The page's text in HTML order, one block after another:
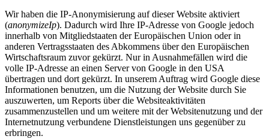
Wir haben die IP-Anonymisierung auf dieser Website aktiviert
(anonymizeIp). Dadurch wird Ihre IP-Adresse von Google jedoch
innerhalb von Mitgliedstaaten der Europäischen Union oder in
anderen Vertragsstaaten des Abkommens über den Europäischen
Wirtschaftsraum zuvor gekürzt. Nur in Ausnahmefällen wird die
volle IP-Adresse an einen Server von Google in den USA
übertragen und dort gekürzt. In unserem Auftrag wird Google diese
Informationen benutzen, um die Nutzung der Website durch Sie
auszuwerten, um Reports über die Websiteaktivitäten
zusammenzustellen und um weitere mit der Websitenutzung und der
Internetnutzung verbundene Dienstleistungen uns gegenüber zu
erbringen.